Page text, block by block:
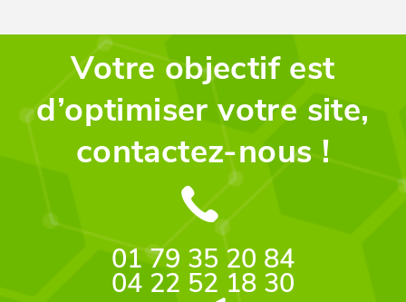
Votre objectif est
d’optimiser votre site,
contactez-nous !
01 79 35 20 84
04 22 52 18 30